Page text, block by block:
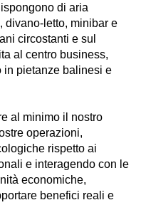
di aria
divano-letto, minibar e
circostanti e sul
al centro business,
in pietanze balinesi e
al minimo il nostro
operazioni,
rispetto ai
e interagendo con le
economiche,
benefici reali e